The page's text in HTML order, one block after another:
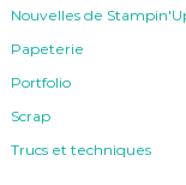
Nouvelles de
Papeterie
Portfolio
Scrap
Trucs et techniques